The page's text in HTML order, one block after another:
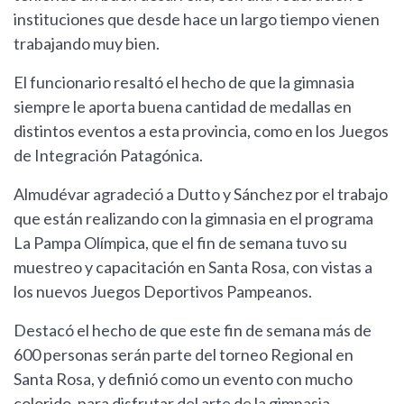
instituciones que desde hace un largo tiempo vienen
trabajando muy bien.
El funcionario resaltó el hecho de que la gimnasia
siempre le aporta buena cantidad de medallas en
distintos eventos a esta provincia, como en los Juegos
de Integración Patagónica.
Almudévar agradeció a Dutto y Sánchez por el trabajo
que están realizando con la gimnasia en el programa
La Pampa Olímpica, que el fin de semana tuvo su
muestreo y capacitación en Santa Rosa, con vistas a
los nuevos Juegos Deportivos Pampeanos.
Destacó el hecho de que este fin de semana más de
600 personas serán parte del torneo Regional en
Santa Rosa, y definió como un evento con mucho